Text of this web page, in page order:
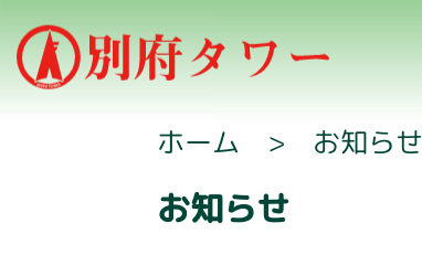
ホーム > お知らせ
お知らせ